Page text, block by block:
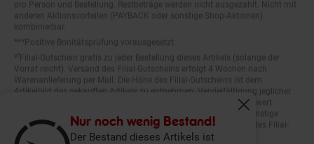
Nur noch wenig Bestand!
Der Bestand dieses Artikels ist
Fenster
anderen Aktionsvorteilen (PAYBACK oder sonstige Shop-Aktionen)
kombinierbar.
Vorrat reicht). Versand des Filial-Gutscheins erfolgt 4 Wochen nach
Warenanlieferung per Mail. Die Höhe des Filial-Gutscheins ist dem
Artikelbild des gekauften Artikels zu entnehmen. Vervielfältigung jeglicher
Art nicht gestattet. Der Filial-Gutschein ist ohne Mindesteinkaufswert
einlösbar. Nicht mit anderen Aktionsvorteilen (PAYBACK oder sonstige
Shop-Aktionen) kombinierbar. Der jeweilige Gültigkeitszeitraum des Filial-
Gutscheins ist darauf vermerkt.